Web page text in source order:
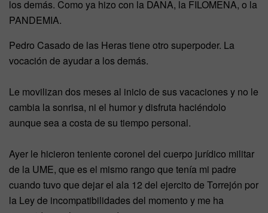
los demás. Como ya hizo con la DANA, la FILOMENA, o la
PANDEMIA.
Pedro Casado de las Heras tiene otro superpoder. La
vocación de ayudar a los demás.
Le movilizan dos meses al inicio de sus vacaciones y no le
cambia la sonrisa, ni el humor y disfruta haciéndolo
aunque sea a costa de su tiempo personal.
Ayer le hicieron teniente coronel del cuerpo jurídico militar
de la UME, que es el mismo rango que tenía mi padre
cuando tuvo que dejar el ala 12 del ejercito de Torrejón por
la Ley de incompatibilidades del momento y me ha